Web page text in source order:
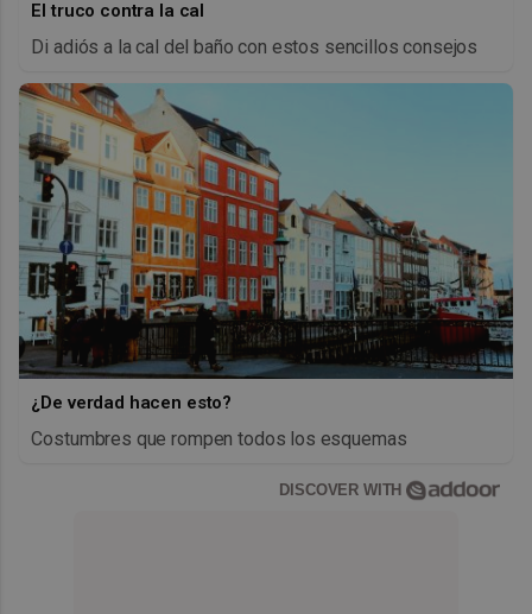
El truco contra la cal
Di adiós a la cal del baño con estos sencillos consejos
¿De verdad hacen esto?
Costumbres que rompen todos los esquemas
DISCOVER WITH